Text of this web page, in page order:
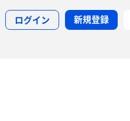
ログイン 新規登録